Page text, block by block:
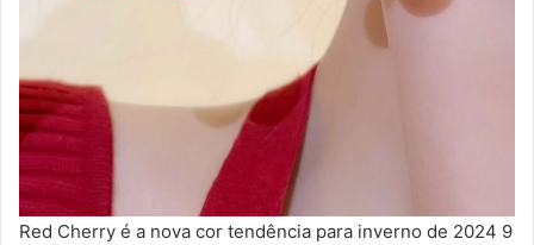
Red Cherry é a nova cor tendência para inverno de 2024 9